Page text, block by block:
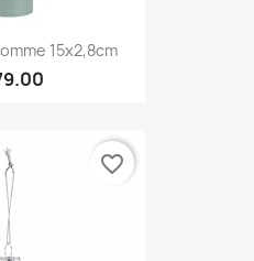
15x2,8cm
favorite_border